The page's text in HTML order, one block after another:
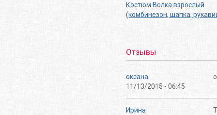
Костюм Волка взрослый
(комбинезон, шапка,
Отзывы
оксана
11/13/2015 - 06:45
Ирина